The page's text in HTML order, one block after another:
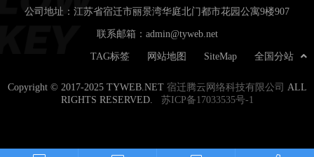
公司地址：江苏省宿迁市丽景湾华庭北门都市花园公寓9楼907
联系邮箱： admin@tyweb.net
全国分站
SiteMap
网站地图
TAG标签
Copyright © 2017-2025 TYWEB.NET 宿迁腾云网络科技有限公司
ALL
RIGHTS RESERVED. 苏ICP备17033535号-1